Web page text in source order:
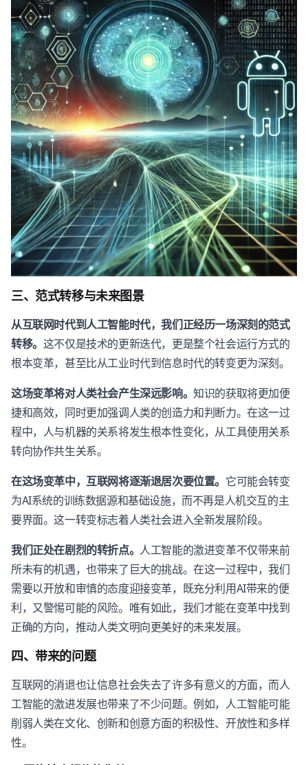
三、范式转移与未来图景
从互联网时代到人工智能时代，我们正经历一场深刻的范式
转移。 这不仅是技术的更新迭代，更是整个社会运行方式的
根本变革，甚至比从工业时代到信息时代的转变更为深刻。
这场变革将对人类社会产生深远影响。知识的获取将更加便
捷和高效，同时更加强调人类的创造力和判断力。在这一过
程中，人与机器的关系将发生根本性变化，从工具使用关系
转向协作共生关系。
在这场变革中，互联网将逐渐退居次要位置。 它可能会转变
为AI系统的训练数据源和基础设施，而不再是人机交互的主
要界面。这一转变标志着人类社会进入全新发展阶段。
我们正处在剧烈的转折点。 人工智能的激进变革不仅带来前
所未有的机遇，也带来了巨大的挑战。在这一过程中，我们
需要以开放和审慎的态度迎接变革，既充分利用AI带来的便
利，又警惕可能的风险。唯有如此，我们才能在变革中找到
正确的方向，推动人类文明向更美好的未来发展。
四、带来的问题
互联网的消退也让信息社会失去了许多有意义的方面，而人
工智能的激进发展也带来了不少问题。例如，人工智能可能
削弱人类在文化、创新和创意方面的积极性、开放性和多样
性。